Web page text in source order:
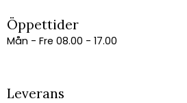
Öppettider
Mån - Fre 08.00 - 17.00
Leverans